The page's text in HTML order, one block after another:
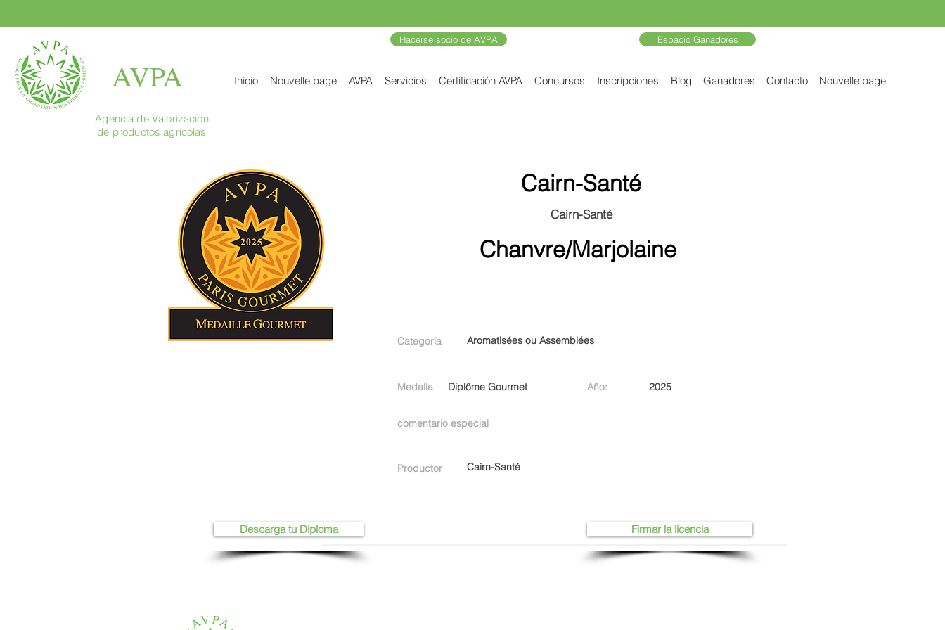
AVPA
Hacerse socio de AVPA Espacio Ganadores
Inicio Nouvelle page AVPA Servicios Certificación AVPA Concursos Inscripciones Blog Ganadores Contacto Nouvelle page
Agencia de Valorización
de productos agrícolas
Cairn-Santé
Cairn-Santé
Chanvre/Marjolaine
Categoría Aromatisées ou Assemblées
Medalla Diplôme Gourmet Año: 2025
comentario especial
Productor Cairn-Santé
Firmar la licencia
Descarga tu Diploma